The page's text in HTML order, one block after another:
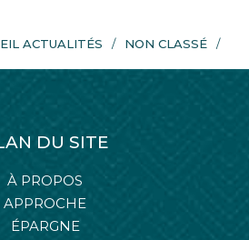
ACTUALITÉS NON CLASSÉ
DU SITE
À PROPOS
APPROCHE
ÉPARGNE